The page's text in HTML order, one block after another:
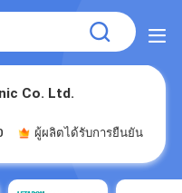
Co. Ltd.
ผู้ผลิตได้รับการยืนยัน